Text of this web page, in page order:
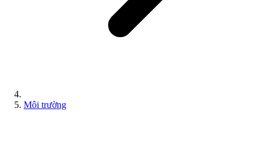
Môi trường